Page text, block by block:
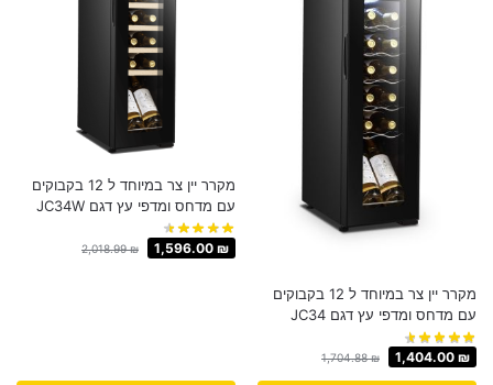
מקרר יין צר במיוחד ל 12 בקבוקים
עם מדחס ומדפי עץ דגם JC34
1,704.88₪ 1,404.00 ₪
מקרר יין צר במיוחד ל 12 בקבוקים
עם מדחס ומדפי עץ דגם JC34W
2,018.99₪ 1,596.00 ₪